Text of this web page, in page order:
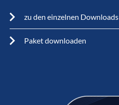
zu den einzelnen Downloads
Paket downloaden